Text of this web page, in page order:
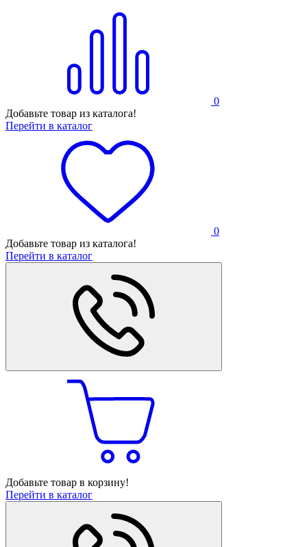
0
Добавьте товар из каталога!
Перейти в каталог
0
Добавьте товар из каталога!
Перейти в каталог
Добавьте товар в корзину!
Перейти в каталог